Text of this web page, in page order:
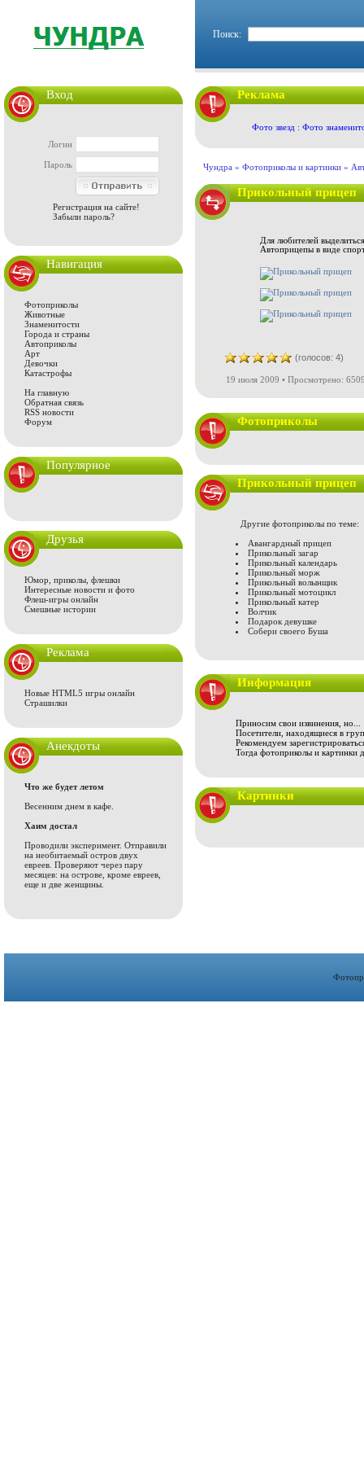
Поиск:
Вход
Логин
Пароль
Регистрация на сайте!
Забыли пароль?
Навигация
Фотоприколы
Животные
Знаменитости
Города и страны
Автоприколы
Арт
Девочки
Катастрофы
На главную
Обратная связь
RSS новости
Форум
Популярное
Друзья
Юмор, приколы, флешки
Интересные новости и фото
Флеш-игры онлайн
Смешные истории
Реклама
Новые HTML5 игры онлайн
Страшилки
Анекдоты
Что же будет летом
Весенним днем в кафе.
Хаим достал
Проводили эксперимент. Отправили
на необитаемый остров двух
евреев. Проверяют через пару
месяцев: на острове, кроме евреев,
еще и две женщины.
Реклама
Фото звезд : Фото
Чундра » Фотоприколы и картинки »
Прикольный прицеп
Для любителей
Автоприцепы в виде
(голосов: 4)
19 июля 2009 • Просмотрено:
Фотоприколы
Прикольный прицеп
Другие фотоприколы по теме:
Авангардный прицеп
Прикольный загар
Прикольный календарь
Прикольный морж
Прикольный волынщик
Прикольный мотоцикл
Прикольный катер
Волчик
Подарок девушке
Собери своего Буша
Информация
Приносим свои извинения, но...
Посетители, находящиеся в
Рекомендуем
Тогда фотоприколы и картинки
Картинки